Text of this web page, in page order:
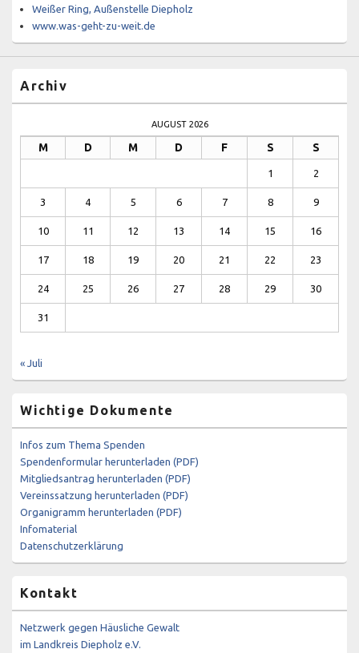
Weißer Ring, Außenstelle Diepholz
www.was-geht-zu-weit.de
Archiv
AUGUST 2026
M D M D F S S
1 2
3 4 5 6 7 8 9
10 11 12 13 14 15 16
17 18 19 20 21 22 23
24 25 26 27 28 29 30
31
« Juli
Wichtige Dokumente
Infos zum Thema Spenden
Spendenformular herunterladen (PDF)
Mitgliedsantrag herunterladen (PDF)
Vereinssatzung herunterladen (PDF)
Organigramm herunterladen (PDF)
Infomaterial
Datenschutzerklärung
Kontakt
Netzwerk gegen Häusliche Gewalt
im Landkreis Diepholz e.V.